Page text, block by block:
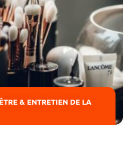
& ENTRETIEN DE LA